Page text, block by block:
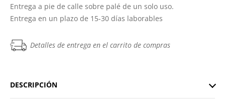
Entrega a pie de calle sobre palé de un solo uso.
Entrega en un plazo de 15-30 días laborables
Detalles de entrega en el carrito de compras
DESCRIPCIÓN